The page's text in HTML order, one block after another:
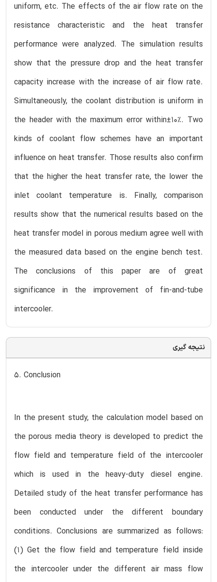
uniform, etc. The effects of the air flow rate on the
resistance characteristic and the heat transfer
performance were analyzed. The simulation results
show that the pressure drop and the heat transfer
capacity increase with the increase of air flow rate.
Simultaneously, the coolant distribution is uniform in
the header with the maximum error within±10%. Two
kinds of coolant flow schemes have an important
influence on heat transfer. Those results also confirm
that the higher the heat transfer rate, the lower the
inlet coolant temperature is. Finally, comparison
results show that the numerical results based on the
heat transfer model in porous medium agree well with
the measured data based on the engine bench test.
The conclusions of this paper are of great
significance in the improvement of fin-and-tube
intercooler.
نتیجه گیری
5. Conclusion
In the present study, the calculation model based on
the porous media theory is developed to predict the
flow field and temperature field of the intercooler
which is used in the heavy-duty diesel engine.
Detailed study of the heat transfer performance has
been conducted under the different boundary
conditions. Conclusions are summarized as follows:
(1) Get the flow field and temperature field inside
the intercooler under the different air mass flow